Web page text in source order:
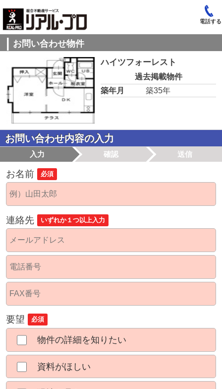
電話する
お問い合わせ物件
ハイツフォーレスト
過去掲載物件
築年月
築35年
お問い合わせ内容の入力
入力 確認 送信
お名前 必須
連絡先 いずれか１つ以上入力
要望 必須
物件の詳細を知りたい
資料がほしい